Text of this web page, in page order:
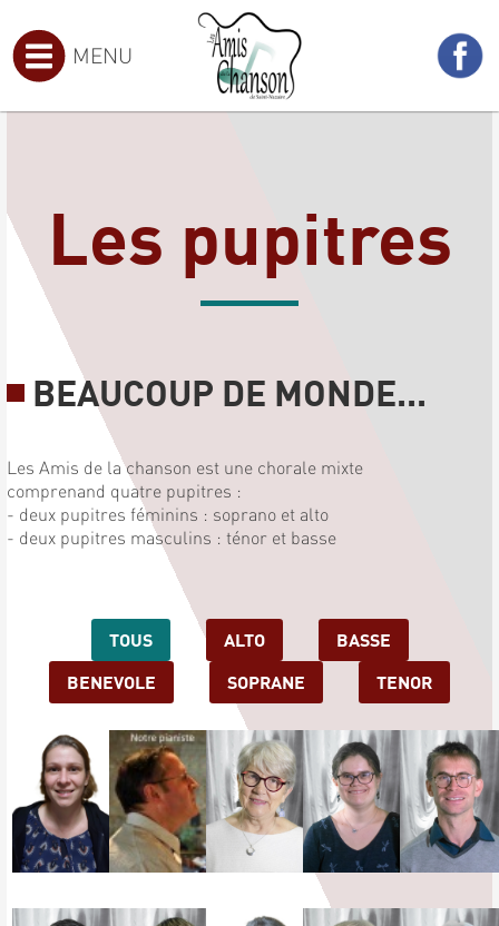
MENU
Les pupitres
BEAUCOUP DE MONDE...
Les Amis de la chanson est une chorale mixte
comprenand quatre pupitres :
- deux pupitres féminins : soprano et alto
- deux pupitres masculins : ténor et basse
TOUS ALTO
BASSE
BENEVOLE
SOPRANE TENOR